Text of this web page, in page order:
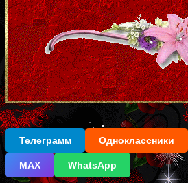
Телеграмм Одноклассники
МАХ WhatsApp